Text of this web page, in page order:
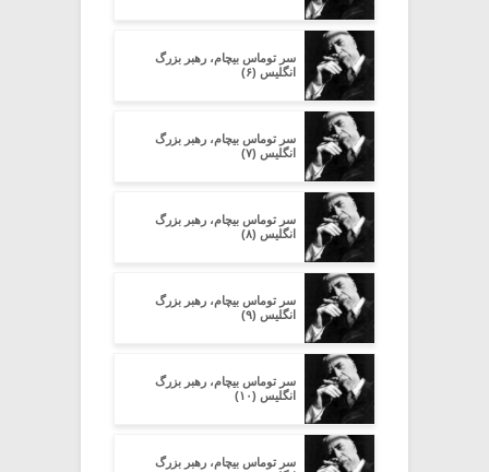
سر توماس بیچام، رهبر بزرگ
انگلیس (۶)
سر توماس بیچام، رهبر بزرگ
انگلیس (۷)
سر توماس بیچام، رهبر بزرگ
انگلیس (۸)
سر توماس بیچام، رهبر بزرگ
انگلیس (۹)
سر توماس بیچام، رهبر بزرگ
انگلیس (۱۰)
سر توماس بیچام، رهبر بزرگ